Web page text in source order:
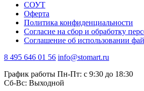
СОУТ
Оферта
Политика конфиденциальности
Согласие на сбор и обработку
Соглашение об использовании
8 495 646 01 56 info@stomart.ru
График работы Пн-Пт: с 9:30 до 18:30
Сб-Вс: Выходной